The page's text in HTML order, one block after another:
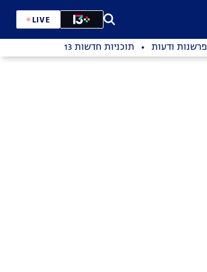
LIVE
פרשנות ודעות תוכניות חדשות 13